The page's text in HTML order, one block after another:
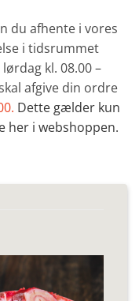
du afhente i vores
i tidsrummet
kl. 08.00 –
afgive din ordre
Dette gælder kun
her i webshoppen.